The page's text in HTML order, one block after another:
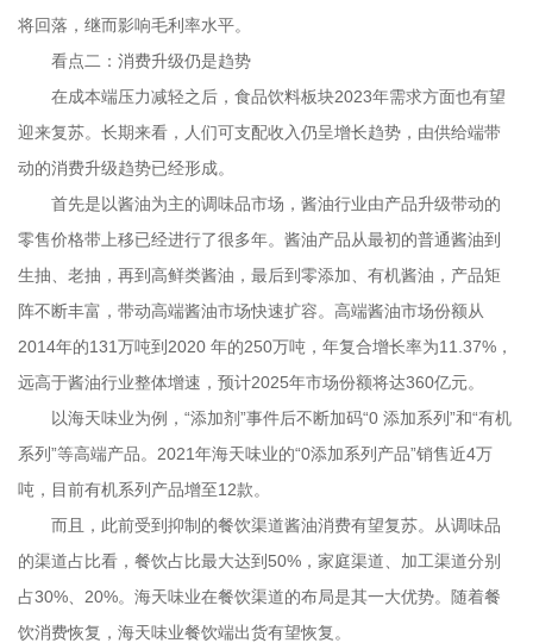
将回落，继而影响毛利率水平。
看点二：消费升级仍是趋势
在成本端压力减轻之后，食品饮料板块2023年需求方面也有望
迎来复苏。长期来看，人们可支配收入仍呈增长趋势，由供给端带
动的消费升级趋势已经形成。
首先是以酱油为主的调味品市场，酱油行业由产品升级带动的
零售价格带上移已经进行了很多年。酱油产品从最初的普通酱油到
生抽、老抽，再到高鲜类酱油，最后到零添加、有机酱油，产品矩
阵不断丰富，带动高端酱油市场快速扩容。高端酱油市场份额从
2014年的131万吨到2020 年的250万吨，年复合增长率为11.37%，
远高于酱油行业整体增速，预计2025年市场份额将达360亿元。
以海天味业为例，“添加剂”事件后不断加码“0 添加系列”和“有机
系列”等高端产品。2021年海天味业的“0添加系列产品”销售近4万
吨，目前有机系列产品增至12款。
而且，此前受到抑制的餐饮渠道酱油消费有望复苏。从调味品
的渠道占比看，餐饮占比最大达到50%，家庭渠道、加工渠道分别
占30%、20%。海天味业在餐饮渠道的布局是其一大优势。随着餐
饮消费恢复，海天味业餐饮端出货有望恢复。